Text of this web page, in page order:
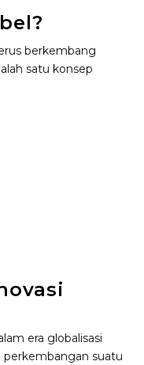
berkembang
satu konsep
era globalisasi
suatu